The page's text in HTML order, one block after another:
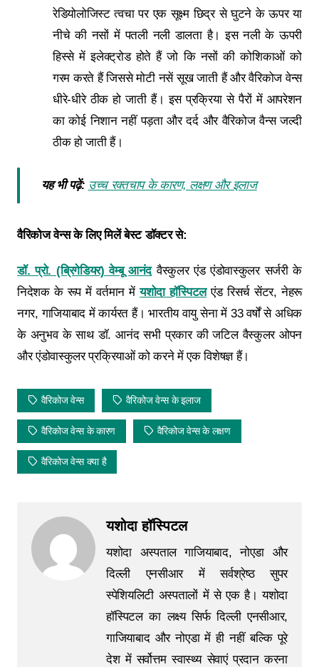
रेडियोलोजिस्ट त्वचा पर एक सूक्ष्म छिद्र से घुटने के ऊपर या
नीचे की नसों में पतली नली डालता है। इस नली के ऊपरी
हिस्से में इलेक्ट्रोड होते हैं जो कि नसों की कोशिकाओं को
गरम करते हैं जिससे मोटी नसें सूख जाती हैं और वैरिकोज वेन्स
धीरे-धीरे ठीक हो जाती हैं। इस प्रक्रिया से पैरों में आपरेशन
का कोई निशान नहीं पड़ता और दर्द और वैरिकोज वैन्स जल्दी
ठीक हो जाती हैं।
यह भी पढ़ें: उच्च रक्तचाप के कारण, लक्षण और इलाज
वैरिकोज वेन्स के लिए मिलें बेस्ट डॉक्टर से:
डॉ. प्रो. (ब्रिगेडियर) वेम्बू आनंदवैस्कुलर एंड एंडोवास्कुलर सर्जरी के
निदेशक के रूप में वर्तमान मेंयशोदा हॉस्पिटलएंड रिसर्च सेंटर, नेहरू
नगर, गाजियाबाद में कार्यरत हैं। भारतीय वायु सेना में 33 वर्षों से अधिक
के अनुभव के साथ डॉ. आनंद सभी प्रकार की जटिल वैस्कुलर ओपन
और एंडोवास्कुलर प्रक्रियाओं को करने में एक विशेषज्ञ हैं।
वैरिकोज वेन्स वैरिकोज वेन्स के इलाज
वैरिकोज वेन्स के कारण वैरिकोज वेन्स के लक्षण
वैरिकोज वेन्स क्या है
यशोदा हॉस्पिटल
यशोदा अस्पताल गाजियाबाद, नोएडा और
दिल्ली एनसीआर में सर्वश्रेष्ठ सुपर
स्पेशियलिटी अस्पतालों में से एक है। यशोदा
हॉस्पिटल का लक्ष्य सिर्फ दिल्ली एनसीआर,
गाजियाबाद और नोएडा में ही नहीं बल्कि पूरे
देश में सर्वोत्तम स्वास्थ्य सेवाएं प्रदान करना